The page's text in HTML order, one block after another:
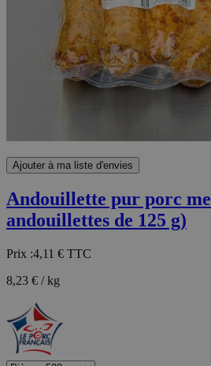
Ajouter à ma liste d'envies
Andouillette pur porc
andouillettes de 125 g)
Prix :4,11 € TTC
8,23 € / kg